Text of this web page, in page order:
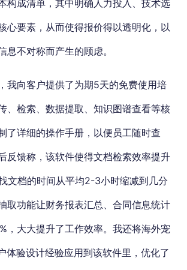
构成清单，其中明确人力投入、技术选
心要素，从而使得报价得以透明化，以
息不对称而产生的顾虑。
我向客户提供了为期5天的免费使用培
、检索、数据提取、知识图谱查看等核
了详细的操作手册，以便员工随时查
反馈称，该软件使得文档检索效率提升
文档的时间从平均2-3小时缩减到几分
取功能让财务报表汇总、合同信息统计
，大大提升了工作效率。我还将海外宠
体验设计经验应用到该软件里，优化了